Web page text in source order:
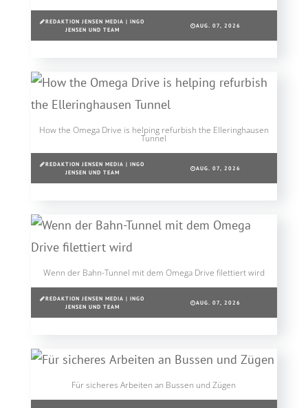
REDAKTION JENSEN MEDIA | INGO
JENSEN UND TEAM
AUG. 07, 2026
How the Omega Drive is helping refurbish the Elleringhausen
Tunnel
REDAKTION JENSEN MEDIA | INGO
JENSEN UND TEAM
AUG. 07, 2026
Wenn der Bahn-Tunnel mit dem Omega Drive filettiert wird
REDAKTION JENSEN MEDIA | INGO
JENSEN UND TEAM
AUG. 07, 2026
Für sicheres Arbeiten an Bussen und Zügen